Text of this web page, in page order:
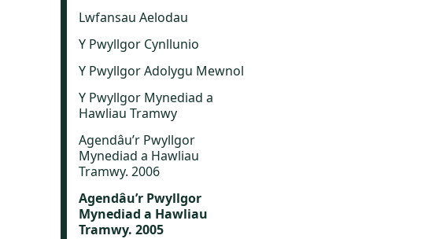
Lwfansau Aelodau
Y Pwyllgor Cynllunio
Y Pwyllgor Adolygu Mewnol
Y Pwyllgor Mynediad a
Hawliau Tramwy
Agendâu’r Pwyllgor
Mynediad a Hawliau
Tramwy. 2006
Agendâu’r Pwyllgor
Mynediad a Hawliau
Tramwy. 2005